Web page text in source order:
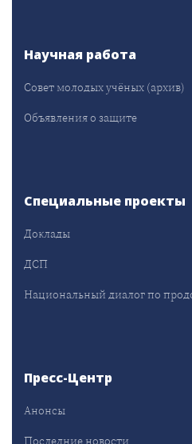
Научная работа
Совет молодых учёных (архив)
Объявления о защите
Специальные проекты
Доклады
ДСП
Национальный диалог по
Пресс-Центр
Анонсы
Последние новости